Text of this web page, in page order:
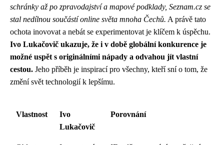
schránky až po zpravodajství a mapové podklady, Seznam.cz se
stal nedílnou součástí online světa mnoha Čechů. A právě tato
ochota inovovat a nebát se experimentovat je klíčem k úspěchu.
Ivo Lukačovič ukazuje, že i v době globální konkurence je
možné uspět s originálními nápady a odvahou jít vlastní
cestou. Jeho příběh je inspirací pro všechny, kteří sní o tom, že
změní svět technologií k lepšímu.
Vlastnost
Ivo
Lukačovič
Porovnání